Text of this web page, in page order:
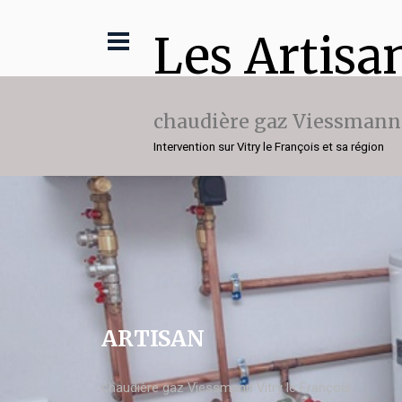
Les
chaudière gaz Viessmann
Intervention sur Vitry le François et sa région
ARTISAN
chaudière gaz Viessmann Vitry le François